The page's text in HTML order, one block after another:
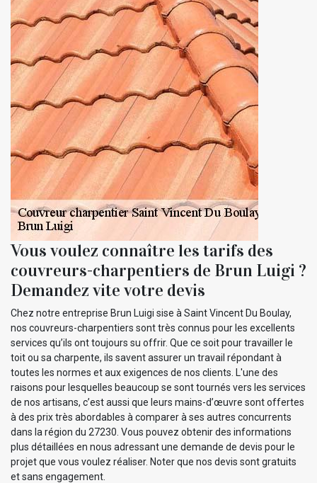
Vous voulez connaître les tarifs des
couvreurs-charpentiers de Brun Luigi ?
Demandez vite votre devis
Chez notre entreprise Brun Luigi sise à Saint Vincent Du Boulay,
nos couvreurs-charpentiers sont très connus pour les excellents
services qu’ils ont toujours su offrir. Que ce soit pour travailler le
toit ou sa charpente, ils savent assurer un travail répondant à
toutes les normes et aux exigences de nos clients. L'une des
raisons pour lesquelles beaucoup se sont tournés vers les services
de nos artisans, c’est aussi que leurs mains-d’œuvre sont offertes
à des prix très abordables à comparer à ses autres concurrents
dans la région du 27230. Vous pouvez obtenir des informations
plus détaillées en nous adressant une demande de devis pour le
projet que vous voulez réaliser. Noter que nos devis sont gratuits
et sans engagement.